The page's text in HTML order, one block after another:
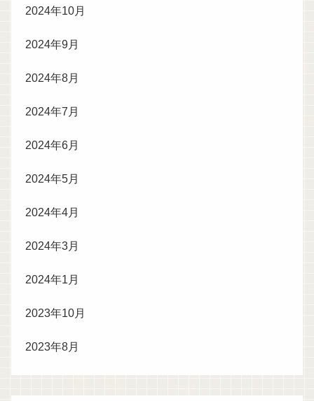
2024年10月
2024年9月
2024年8月
2024年7月
2024年6月
2024年5月
2024年4月
2024年3月
2024年1月
2023年10月
2023年8月